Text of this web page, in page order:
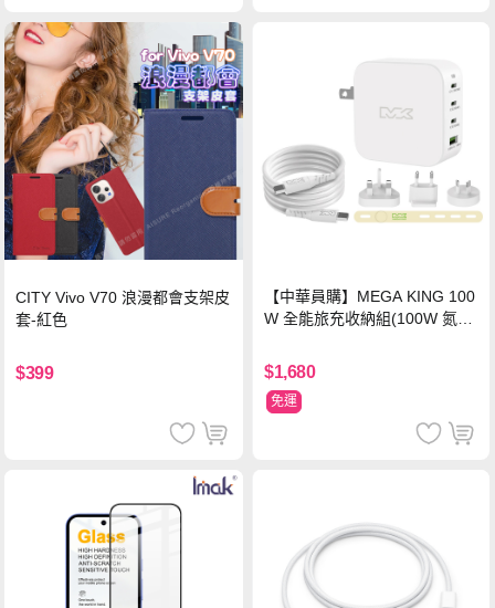
CITY Vivo V70 浪漫都會支架皮
套-紅色
$399
【中華員購】MEGA KING 100
W 全能旅充收納組(100W 氮化
萬國轉接器)
$1,680
免運